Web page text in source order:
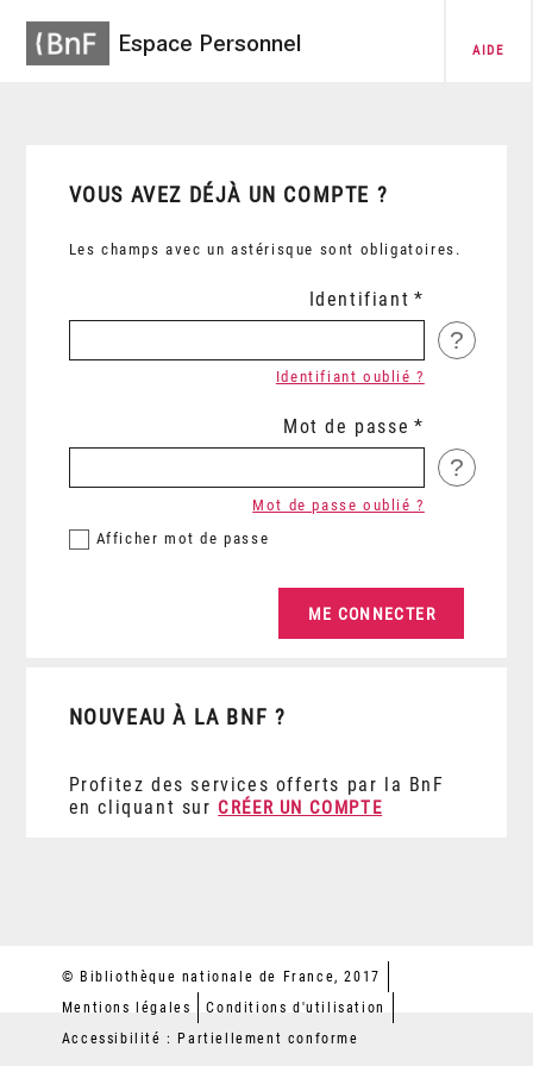
Espace Personnel AIDE
VOUS AVEZ DÉJÀ UN COMPTE ?
Les champs avec un astérisque sont obligatoires.
Identifiant
?
Identifiant oublié ?
Mot de passe
?
Afficher mot de passe
Mot de passe oublié ?
NOUVEAU À LA BNF ?
Profitez des services offerts par la BnF
en cliquant sur CRÉER UN COMPTE
© Bibliothèque nationale de France, 2017
Mentions légales
Conditions d'utilisation
Accessibilité : Partiellement conforme